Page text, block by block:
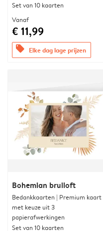
Set van 10 kaarten
Vanaf
€ 11,99
offers Elke dag lage prijzen
Bohemian bruiloft
Bedankkaarten | Premium kaart
met keuze uit 3
papierafwerkingen
Set van 10 kaarten